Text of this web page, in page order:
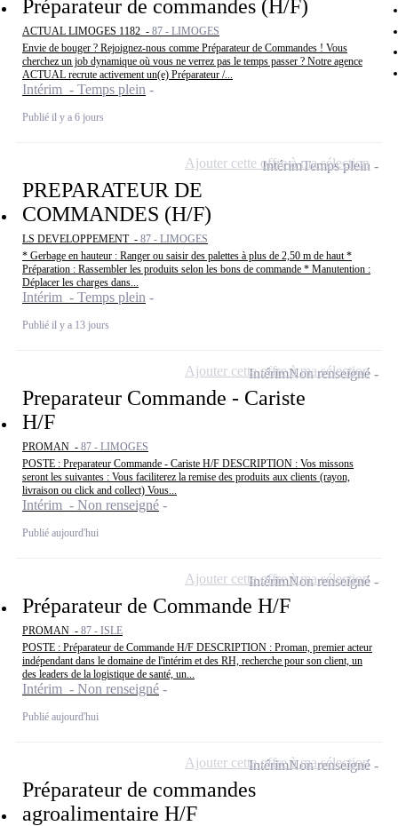
Préparateur de commandes (H/F)
ACTUAL LIMOGES 1182 - 87 - LIMOGES
Envie de bouger ? Rejoignez-nous comme Préparateur de Commandes ! Vous
cherchez un job dynamique où vous ne verrez pas le temps passer ? Notre agence
ACTUAL recrute activement un(e) Préparateur /...
Intérim - Temps plein
Publié il y a 6 jours
PREPARATEUR DE
COMMANDES (H/F)
LS DEVELOPPEMENT - 87 - LIMOGES
* Gerbage en hauteur : Ranger ou saisir des palettes à plus de 2,50 m de haut *
Préparation : Rassembler les produits selon les bons de commande * Manutention :
Déplacer les charges dans...
Intérim - Temps plein
Publié il y a 13 jours
IntérimTemps plein
Ajouter cette offre à ma sélection
Preparateur Commande - Cariste
H/F
PROMAN - 87 - LIMOGES
POSTE : Preparateur Commande - Cariste H/F DESCRIPTION : Vos missons
seront les suivantes : Vous faciliterez la remise des produits aux clients (rayon,
livraison ou click and collect) Vous...
Intérim - Non renseigné
Publié aujourd'hui
IntérimNon renseigné
Ajouter cette offre à ma sélection
Préparateur de Commande H/F
PROMAN - 87 - ISLE
POSTE : Préparateur de Commande H/F DESCRIPTION : Proman, premier acteur
indépendant dans le domaine de l'intérim et des RH, recherche pour son client, un
des leaders de la logistique de santé, un...
Intérim - Non renseigné
Publié aujourd'hui
IntérimNon renseigné
Ajouter cette offre à ma sélection
Préparateur de commandes
agroalimentaire H/F
IntérimNon renseigné
Ajouter cette offre à ma sélection